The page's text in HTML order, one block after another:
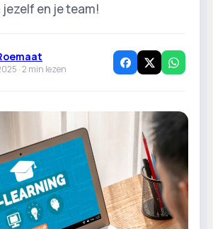
en je team!
·2 min lezen